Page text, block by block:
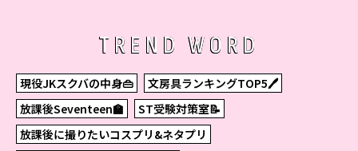
TREND WORD
現役JKスクバの中身👜
文房具ランキングTOP5🖊
放課後Seventeen🏫
ST受験対策室📝
放課後に撮りたいコスプリ&ネタプリ